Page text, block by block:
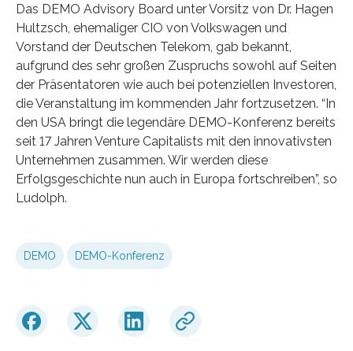
Das DEMO Advisory Board unter Vorsitz von Dr. Hagen
Hultzsch, ehemaliger CIO von Volkswagen und
Vorstand der Deutschen Telekom, gab bekannt,
aufgrund des sehr großen Zuspruchs sowohl auf Seiten
der Präsentatoren wie auch bei potenziellen Investoren,
die Veranstaltung im kommenden Jahr fortzusetzen. “In
den USA bringt die legendäre DEMO-Konferenz bereits
seit 17 Jahren Venture Capitalists mit den innovativsten
Unternehmen zusammen. Wir werden diese
Erfolgsgeschichte nun auch in Europa fortschreiben”, so
Ludolph.
DEMO DEMO-Konferenz